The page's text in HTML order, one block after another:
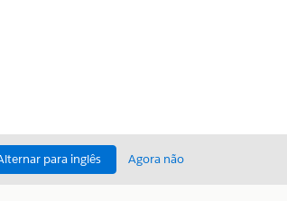
para inglês Agora não